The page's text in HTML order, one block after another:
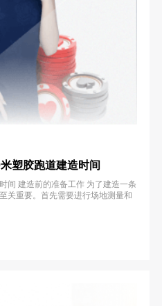
塑胶跑道建造时间
间 建造前的准备工作 为了建造一条
关重要。首先需要进行场地测量和